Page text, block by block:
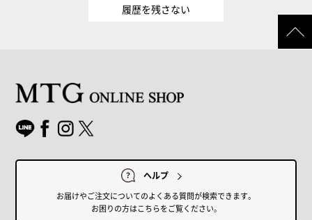
履歴を残さない
ヘルプ
お届けやご注文についてのよくある質問が検索できます。
お困りの方はこちらをご覧ください。